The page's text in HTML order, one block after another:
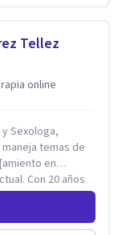
mejor
Tellez
online
temas de
Con 20 años
en las